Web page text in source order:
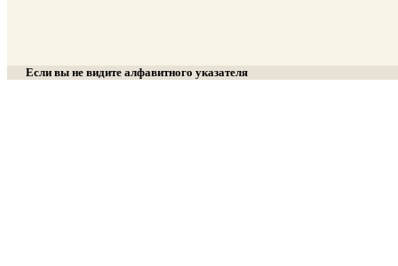
Если вы не видите алфавитного указателя